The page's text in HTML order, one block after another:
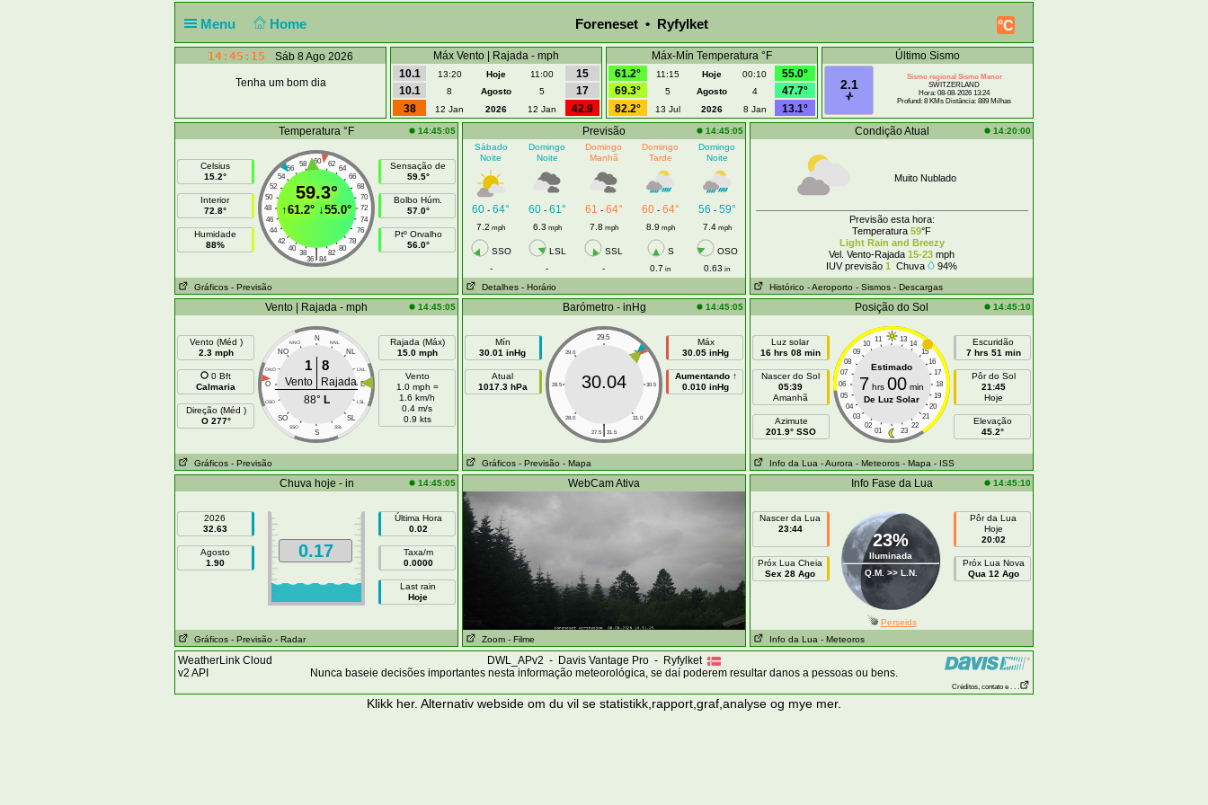
Menu Home °C
Foreneset • Ryfylket
14:45:16 Sáb 8 Ago 2026
Tenha um bom dia
Máx Vento | Rajada - mph
10.1
13:20 Hoje 11:00
15
10.1
8 Agosto 5
17
38
12 Jan 2026 12 Jan 42.9
Máx-Mín Temperatura °F
61.2°
11:15 Hoje 00:10
55.0°
69.3°
5 Agosto 4
47.7°
82.2°
13 Jul 2026 8 Jan 13.1°
Último Sismo
2.1
Sismo regional Sismo Menor
SWITZERLAND
Hora: 08-08-2026 13:24
Profund: 8 KMs Distância: 889 Milhas
Temperatura °F 14:45:05
Celsius
15.2°
Interior
72.8°
Humidade
88%
60
58 62
56
64
54
66
52
68
50
70
48
72
46
74
44
76
42
78
40
80
38 82
|
36 84
59.3°
↑61.2° ↓55.0°
Sensação de
59.5°
Bolbo Húm.
57.0°
Ptº Orvalho
56.0°
Gráficos - Previsão
Previsão
14:45:05
Sábado
Noite
Domingo
Noite
Domingo
Manhã
Domingo
Tarde
Domingo
Noite
60 - 64° 60- 61° 61 - 64° 60- 64° 56 - 59°
7.2 mph 6.3 mph 7.8 mph 8.9 mph 7.4mph
SSO LSL SSL S
OSO
-
- - 0.7 in 0.63 in
Detalhes - Horário
Condição Atual 14:20:00
Muito Nublado
Previsão esta hora:
Temperatura 59°F
Light Rain and Breezy
Vel. Vento-Rajada 15-23 mph
IUV previsão 1 Chuva 94%
Histórico - Aeroporto - Sismos - Descargas
Vento | Rajada - mph 14:45:05
Vento (Méd )
2.3 mph
0 Bft
Calmaria
Direção (Méd )
O 277°
N
NNO NNL
NO NL
ONO LNL
O E
OSO LSL
SO SL
SSO SSL
S
1 8
Vento
Rajada
88° L
Rajada (Máx)
15.0 mph
Vento
1.0 mph =
1.6 km/h
0.4 m/s
0.9 kts
Gráficos - Previsão
Barómetro - inHg 14:45:05
Mín
30.01 inHg
Atual
1017.3 hPa
29.5
29.0 30.0
28.5 30.5
28.0 31.0
|
27.5 31.5
30.04
Máx
30.05 inHg
Aumentando ↑
0.010 inHg
Gráficos - Previsão - Mapa
Posição do Sol 14:45:10
Luz solar
16 hrs 08 min
Nascer do Sol
05:39
Amanhã
Azimute
201.9° SSO
11 13
10
14
09
15
08
16
07
17
06
18
05
19
04
20
03
21
02
22
01 23
Estimado
7 hrs 00 min
De Luz Solar
Escuridão
7 hrs 51 min
Pôr do Sol
21:45
Hoje
Elevação
45.2°
Info da Lua - Aurora - Meteoros - Mapa - ISS
Chuva hoje - in 14:45:05
2026
32.63
Agosto
1.90
0.17
Última Hora
0.02
Taxa/m
0.0000
Last rain
Hoje
Gráficos - Previsão - Radar
WebCam Ativa
Zoom - Filme
Info Fase da Lua 14:45:10
Nascer da Lua
23:44
Próx Lua Cheia
Sex 28 Ago
23%
Iluminada
Q.M. >> L.N.
Pôr da Lua
Hoje
20:02
Próx Lua Nova
Qua 12 Ago
Perseids
Info da Lua - Meteoros
WeatherLink Cloud
v2 API
DWL_APv2 - Davis Vantage Pro - Ryfylket
Nunca baseie decisões importantes nesta informação meteorológica, se daí poderem resultar danos a pessoas ou bens.
Créditos, contato e . . .
Klikk her. Alternativ webside om du vil se statistikk,rapport,graf,analyse og mye mer.